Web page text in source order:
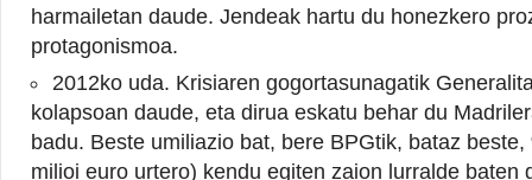
harmailetan daude. Jendeak hartu du honezkero
protagonismoa.
2012ko uda. Krisiaren gogortasunagatik
kolapsoan daude, eta dirua eskatu behar du
badu. Beste umiliazio bat, bere BPGtik, bataz
milioi euro urtero) kendu egiten zaion lurralde baten